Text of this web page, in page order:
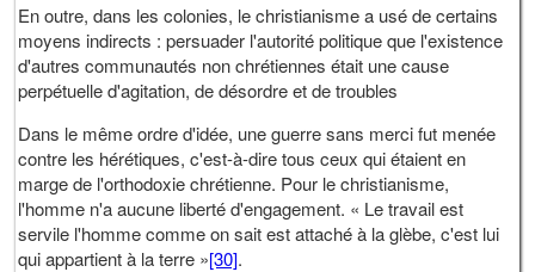
En outre, dans les colonies, le christianisme a usé de certains
moyens indirects : persuader l'autorité politique que l'existence
d'autres communautés non chrétiennes était une cause
perpétuelle d'agitation, de désordre et de troubles
Dans le même ordre d'idée, une guerre sans merci fut menée
contre les hérétiques, c'est-à-dire tous ceux qui étaient en
marge de l'orthodoxie chrétienne. Pour le christianisme,
l'homme n'a aucune liberté d'engagement. « Le travail est
servile l'homme comme on sait est attaché à la glèbe, c'est lui
qui appartient à la terre »[30].